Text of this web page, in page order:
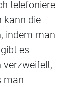
telefoniere
kann die
indem man
es
verzweifelt,
man